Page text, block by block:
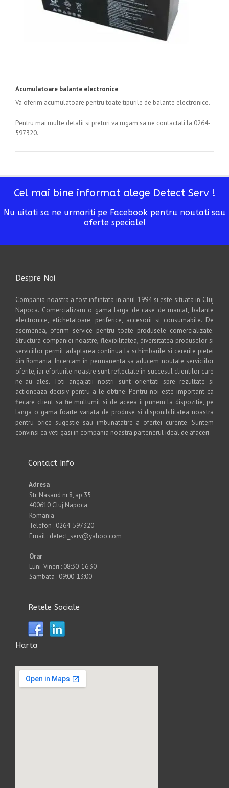
Acumulatoare balante electronice
Va oferim acumulatoare pentru toate tipurile de balante electronice.
Pentru mai multe detalii si preturi va rugam sa ne contactati la 0264-
597320.
Cel mai bine informat alege Detect Serv !
Nu uitati sa ne urmariti pe Facebook pentru noutati sau
oferte speciale!
Despre Noi
Compania noastra a fost infiintata in anul 1994 si este situata in Cluj
Napoca. Comercializam o gama larga de case de marcat, balante
electronice, etichetatoare, periferice, accesorii si consumabile. De
asemenea, oferim service pentru toate produsele comercializate.
Structura companiei noastre, flexibilitatea, diversitatea produselor si
serviciilor permit adaptarea continua la schimbarile si cererile pietei
din Romania. Incercam in permanenta sa aducem noutate serviciilor
oferite, iar eforturile noastre sunt reflectate in succesul clientilor care
ne-au ales. Toti angajatii nostri sunt orientati spre rezultate si
actioneaza decisiv pentru a le obtine. Pentru noi este important ca
fiecare client sa fie multumit si de aceea ii punem la dispozitie, pe
langa o gama foarte variata de produse si disponibilitatea noastra
pentru orice sugestie sau imbunatatire a ofertei curente. Suntem
convinsi ca veti gasi in compania noastra partenerul ideal de afaceri.
Contact Info
Adresa
Str. Nasaud nr.8, ap.35
400610 Cluj Napoca
Romania
Telefon : 0264-597320
Email : detect_serv@yahoo.com
Orar
Luni-Vineri : 08:30-16:30
Sambata : 09:00-13:00
Retele Sociale
Harta